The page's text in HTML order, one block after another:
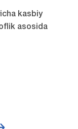
kasbiy
asosida